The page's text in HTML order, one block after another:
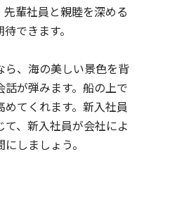
輩社員と親睦を深める
できます。
、海の美しい景色を背
が弾みます。船の上で
てくれます。新入社員
、新入社員が会社によ
しましょう。